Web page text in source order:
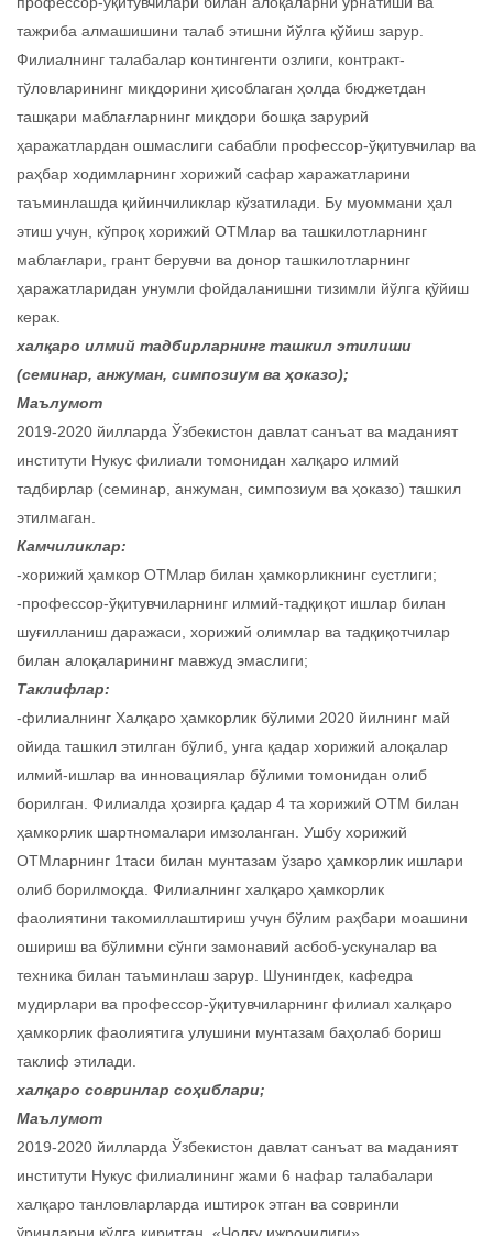
тажриба алмашишини талаб этишни йўлга қўйиш зарур.
Филиалнинг талабалар контингенти озлиги, контракт-
тўловларининг миқдорини ҳисоблаган ҳолда бюджетдан
ташқари маблағларнинг миқдори бошқа зарурий
ҳаражатлардан ошмаслиги сабабли профессор-ўқитувчилар ва
раҳбар ходимларнинг хорижий сафар харажатларини
таъминлашда қийинчиликлар кўзатилади. Бу муоммани ҳал
этиш учун, кўпроқ хорижий ОТМлар ва ташкилотларнинг
маблағлари, грант берувчи ва донор ташкилотларнинг
ҳаражатларидан унумли фойдаланишни тизимли йўлга қўйиш
керак.
халқаро илмий тадбирларнинг ташкил этилиши
(семинар, анжуман, симпозиум ва ҳоказо);
Маълумот
2019-2020 йилларда Ўзбекистон давлат санъат ва маданият
институти Нукус филиали томонидан халқаро илмий
тадбирлар (семинар, анжуман, симпозиум ва ҳоказо) ташкил
этилмаган.
Камчиликлар:
-хорижий ҳамкор ОТМлар билан ҳамкорликнинг сустлиги;
-профессор-ўқитувчиларнинг илмий-тадқиқот ишлар билан
шуғилланиш даражаси, хорижий олимлар ва тадқиқотчилар
билан алоқаларининг мавжуд эмаслиги;
Таклифлар:
-филиалнинг Халқаро ҳамкорлик бўлими 2020 йилнинг май
ойида ташкил этилган бўлиб, унга қадар хорижий алоқалар
илмий-ишлар ва инновациялар бўлими томонидан олиб
борилган. Филиалда ҳозирга қадар 4 та хорижий ОТМ билан
ҳамкорлик шартномалари имзоланган. Ушбу хорижий
ОТМларнинг 1таси билан мунтазам ўзаро ҳамкорлик ишлари
олиб борилмоқда. Филиалнинг халқаро ҳамкорлик
фаолиятини такомиллаштириш учун бўлим раҳбари моашини
ошириш ва бўлимни сўнги замонавий асбоб-ускуналар ва
техника билан таъминлаш зарур. Шунингдек, кафедра
мудирлари ва профессор-ўқитувчиларнинг филиал халқаро
ҳамкорлик фаолиятига улушини мунтазам баҳолаб бориш
таклиф этилади.
халқаро совринлар соҳиблари;
Маълумот
2019-2020 йилларда Ўзбекистон давлат санъат ва маданият
институти Нукус филиалининг жами 6 нафар талабалари
халқаро танловларларда иштирок этган ва совринли